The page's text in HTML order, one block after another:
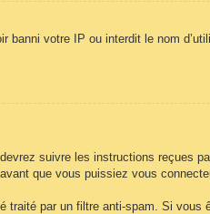
banni votre IP ou interdit le nom
suivre les instructions reçues
que vous puissiez vous
par un filtre anti-spam. Si vous